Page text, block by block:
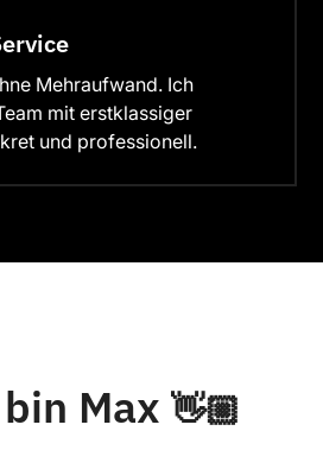
Mehraufwand. Ich
mit erstklassiger
und professionell.
Max👋🏼